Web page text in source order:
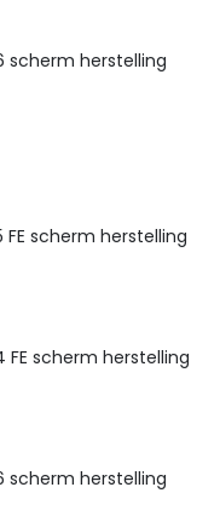
scherm herstelling
FE scherm herstelling
FE scherm herstelling
scherm herstelling